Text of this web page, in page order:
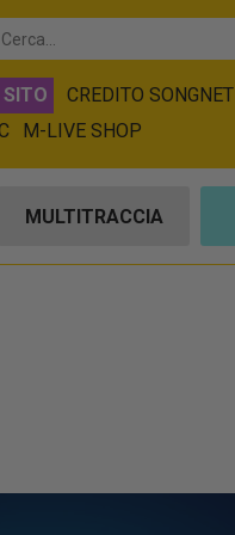
SITO CREDITO SONGNET
M-LIVE SHOP
MULTITRACCIA